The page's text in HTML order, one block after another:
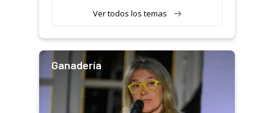
variedades que marcan un
salto tecnológico en genética y
Ver todos los temas
Ganadería